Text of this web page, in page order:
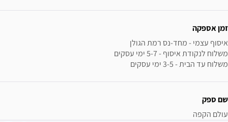
זמן אספקה
משלוח עד הבית - 3-5 ימי עסקים
שם ספק
עולם הקפה